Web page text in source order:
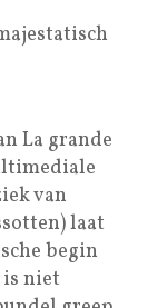
La grande
van
laat
begin
niet